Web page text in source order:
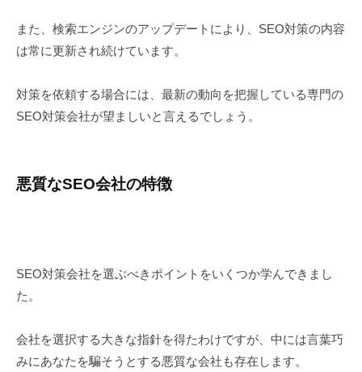
また、検索エンジンのアップデートにより、SEO対策の内容
は常に更新され続けています。
対策を依頼する場合には、最新の動向を把握している専門の
SEO対策会社が望ましいと言えるでしょう。
悪質なSEO会社の特徴
SEO対策会社を選ぶべきポイントをいくつか学んできまし
た。
会社を選択する大きな指針を得たわけですが、中には言葉巧
みにあなたを騙そうとする悪質な会社も存在します。